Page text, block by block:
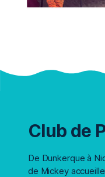
Club de
De Dunkerque à
de Mickey